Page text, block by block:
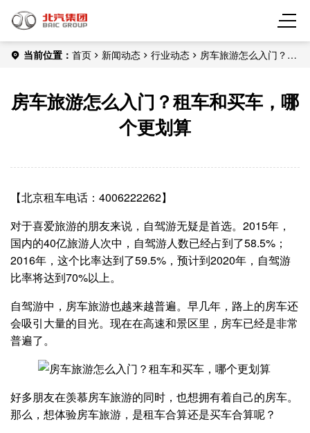
当前位置： 首页 新闻动态 行业动态
房车旅游怎么入门？租
房车旅游怎么入门？租车和买车，哪
个更划算
【北京租车电话：4006222262】
对于喜爱旅游的朋友来说，自驾游无疑是首选。2015年，
国内的40亿旅游人次中，自驾游人数已经占到了58.5%；
2016年，这个比率达到了59.5%，预计到2020年，自驾游
比率将达到70%以上。
自驾游中，房车旅游也越来越普遍。早几年，路上的房车还
会吸引大量的目光。现在在高速和景区里，房车已经是非常
普遍了。
好多朋友在羡慕房车旅游的同时，也想拥有着自己的房车。
那么，想体验房车旅游，是租车合算还是买车合算呢？